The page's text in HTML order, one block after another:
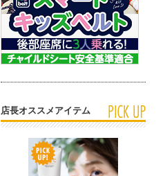
店長オススメアイテム